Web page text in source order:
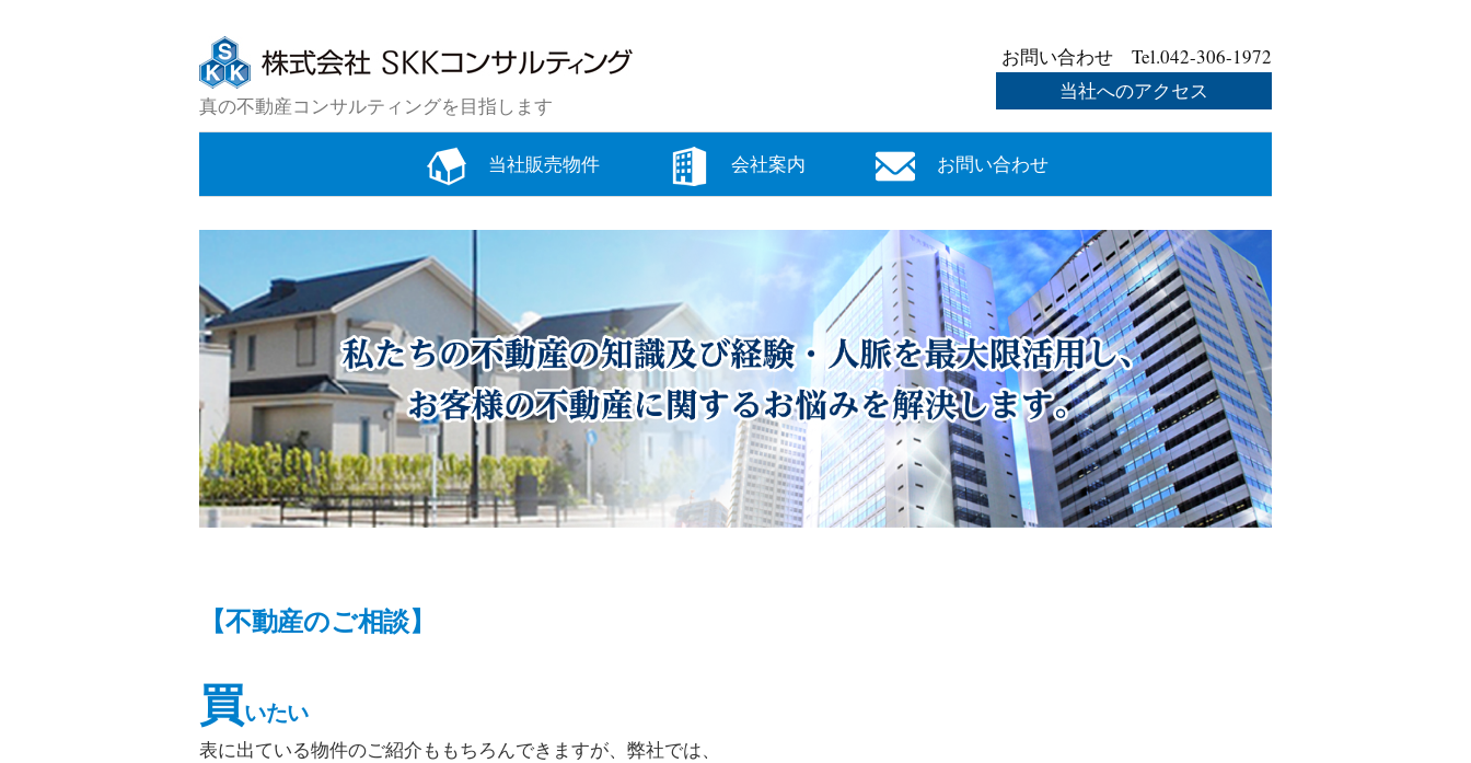
真の不動産コンサルティングを目指します
お問い合わせ Tel.042-306-1972
当社へのアクセス
当社販売物件 会社案内 お問い合わせ
【不動産のご相談】
買いたい
表に出ている物件のご紹介ももちろんできますが、弊社では、